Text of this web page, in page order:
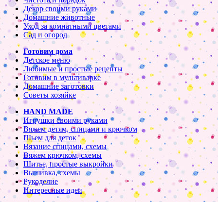
Декор своими руками
Домашние животные
Уход за комнатными цветами
Сад и огород
Готовим дома
Детское меню
Любимые и простые рецепты
Готовим в мультиварке
Домашние заготовки
Советы хозяйке
HAND MADE
Игрушки своими руками
Вяжем детям, спицами и крючком
Шьем для деток
Вязание спицами, схемы
Вяжем крючком, схемы
Шитье, простые выкройки
Вышивка, схемы
Рукоделие
Интересные идеи